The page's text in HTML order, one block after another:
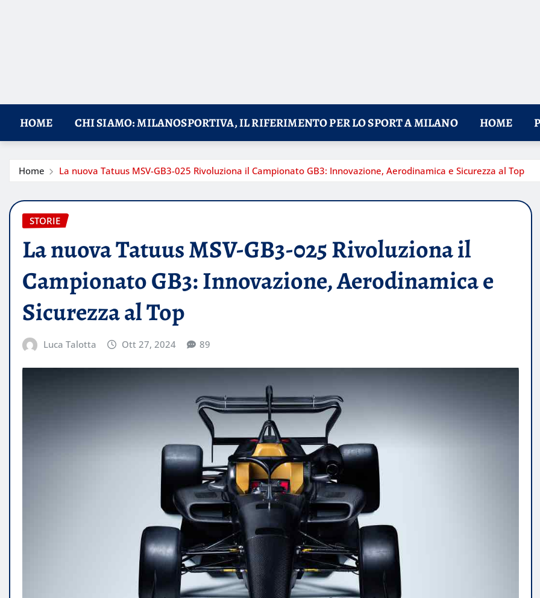
HOME CHI SIAMO: MILANOSPORTIVA, IL RIFERIMENTO PER LO SPORT A MILANO HOME
Home La nuova Tatuus MSV-GB3-025 Rivoluziona il Campionato GB3: Innovazione, Aerodinamica e Sicurezza al Top
STORIE
La nuova Tatuus MSV-GB3-025 Rivoluziona il
Campionato GB3: Innovazione, Aerodinamica e
Sicurezza al Top
Luca Talotta Ott 27, 2024 89